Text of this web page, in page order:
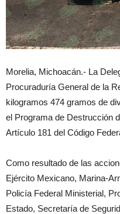
Morelia, Michoacán.- La
Procuraduría General de la
kilogramos 474 gramos de
el Programa de Destrucción
Artículo 181 del Código
Como resultado de las
Ejército Mexicano, Marina-
Policía Federal Ministerial,
Estado, Secretaría de